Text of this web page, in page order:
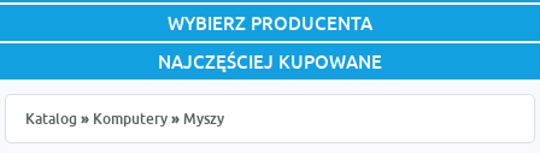
WYBIERZ PRODUCENTA
NAJCZĘŚCIEJ KUPOWANE
Katalog » Komputery » Myszy